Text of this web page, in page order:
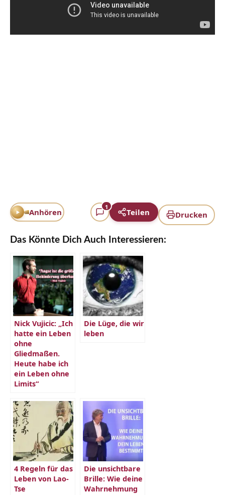
Drucken
Anhören
1
Teilen
Das Könnte Dich Auch Interessieren:
Nick Vujicic: „Ich
hatte ein Leben
ohne
Gliedmaßen.
Heute habe ich
ein Leben ohne
Limits“
Die Lüge, die wir
leben
4 Regeln für das
Leben von Lao-
Tse
Die unsichtbare
Brille: Wie deine
Wahrnehmung